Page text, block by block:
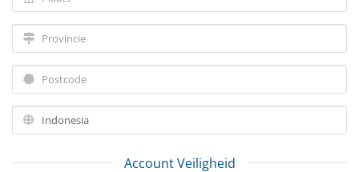
Account Veiligheid